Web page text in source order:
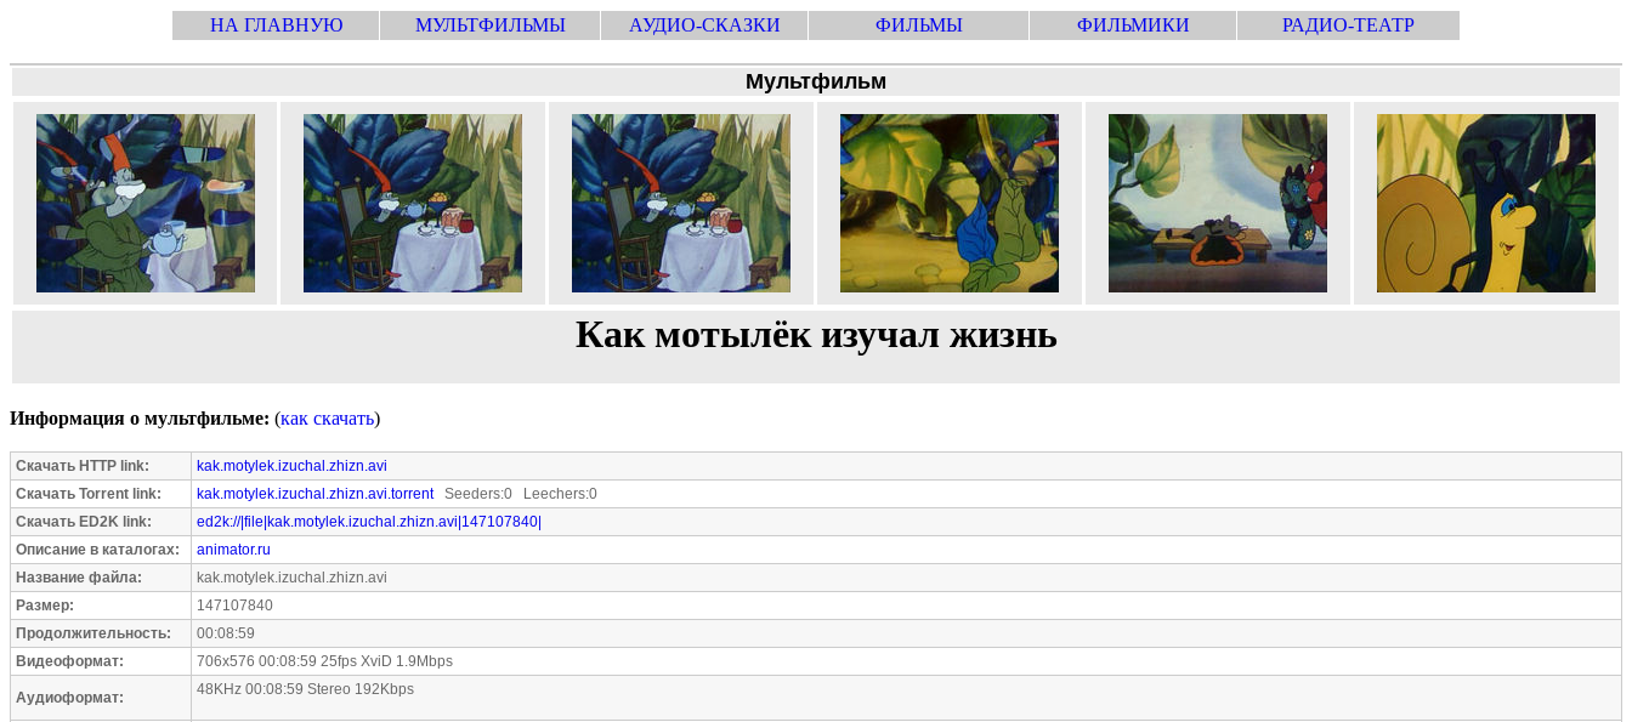
НА ГЛАВНУЮ МУЛЬТФИЛЬМЫ АУДИО-СКАЗКИ ФИЛЬМЫ ФИЛЬМИКИ РАДИО-ТЕАТР
Мультфильм
Как мотылёк изучал жизнь
Информация о мультфильме: (как скачать)
Скачать HTTP link:
kak.motylek.izuchal.zhizn.avi
Скачать Torrent link:
kak.motylek.izuchal.zhizn.avi.torrentSeeders:0 Leechers:0
Скачать ED2K link:
ed2k://|file|kak.motylek.izuchal.zhizn.avi|147107840|
Описание в каталогах:
animator.ru
Название файла:
kak.motylek.izuchal.zhizn.avi
Размер:
147107840
Продолжительность:
00:08:59
Видеоформат:
706x576 00:08:59 25fps XviD 1.9Mbps
Аудиоформат: 48KHz 00:08:59 Stereo 192Kbps